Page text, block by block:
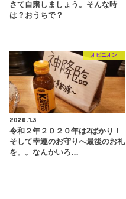
さて自粛しましょう。そんな時
は？おうちで？
オピニオン
2020.1.3
令和２年２０２０年は2ばかり！
そして幸運のお守りへ最後のお礼
を。。なんかいろ…